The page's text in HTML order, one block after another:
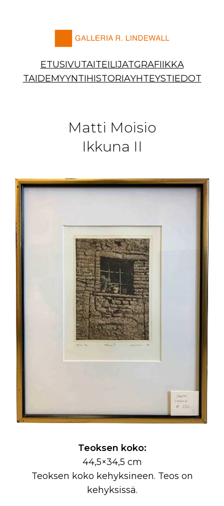
ETUSIVUTAITEILIJATGRAFIIKKA
TAIDEMYYNTIHISTORIAYHTEYSTIEDOT
Matti Moisio
Ikkuna II
Teoksen koko:
44,5×34,5 cm
Teoksen koko kehyksineen. Teos on
kehyksissä.